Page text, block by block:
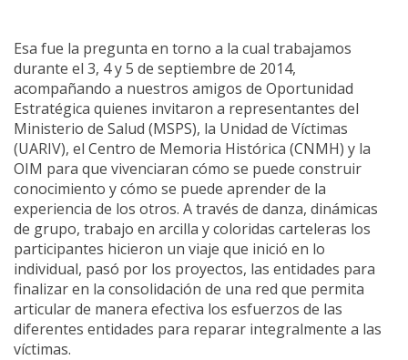
Esa fue la pregunta en torno a la cual trabajamos
durante el 3, 4 y 5 de septiembre de 2014,
acompañando a nuestros amigos de Oportunidad
Estratégica quienes invitaron a representantes del
Ministerio de Salud (MSPS), la Unidad de Víctimas
(UARIV), el Centro de Memoria Histórica (CNMH) y la
OIM para que vivenciaran cómo se puede construir
conocimiento y cómo se puede aprender de la
experiencia de los otros. A través de danza, dinámicas
de grupo, trabajo en arcilla y coloridas carteleras los
participantes hicieron un viaje que inició en lo
individual, pasó por los proyectos, las entidades para
finalizar en la consolidación de una red que permita
articular de manera efectiva los esfuerzos de las
diferentes entidades para reparar integralmente a las
víctimas.